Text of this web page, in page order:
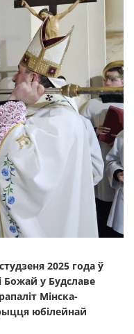
2025 года ў
у Будславе
Мінска-
юбілейнай